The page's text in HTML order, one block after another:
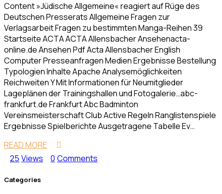
Content »Jüdische Allgemeine« reagiert auf Rüge des
Deutschen Presserats Allgemeine Fragen zur
Verlagsarbeit Fragen zu bestimmten Manga-Reihen 39
Startseite ACTA ACTA Allensbacher Ansehenacta-
online.de Ansehen Pdf Acta Allensbacher English
Computer Presseanfragen Medien Ergebnisse Bestellung
Typologien Inhalte Apache Analysemöglichkeiten
Reichweiten Y Mit Informationen für Neumitglieder
Lageplänen der Trainingshallen und Fotogalerie…abc-
frankfurt.de Frankfurt Abc Badminton
Vereinsmeisterschaft Club Active Regeln Ranglistenspiele
Ergebnisse Spielberichte Ausgetragene Tabelle Ev…
READ MORE
25 Views 0 Comments
Categories